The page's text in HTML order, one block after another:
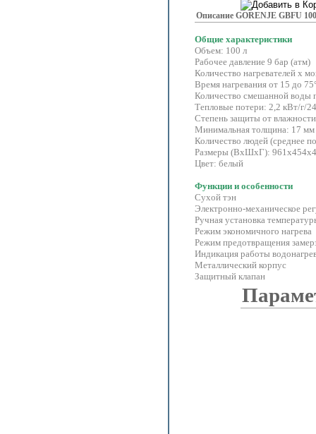
Описание GORENJE GBFU
Общие характеристики
Объем: 100 л
Рабочее давление 9 бар (атм)
Количество нагревателей х
Время нагревания от 15 до
Количество смешанной воды
Тепловые потери: 2,2 кВт/г/
Степень защиты от
Минимальная толщина: 17 мм
Количество людей (среднее
Размеры (ВхШхГ):
Цвет: белый
Функции и особенности
Сухой тэн
Электронно-механическое
Ручная установка
Режим экономичного нагрева
Режим предотвращения
Индикация работы
Металлический корпус
Защитный клапан